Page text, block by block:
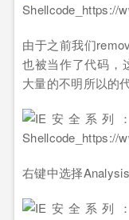
由于之前我们
也被当作了代码，
大量的不明所以的
右键中选择